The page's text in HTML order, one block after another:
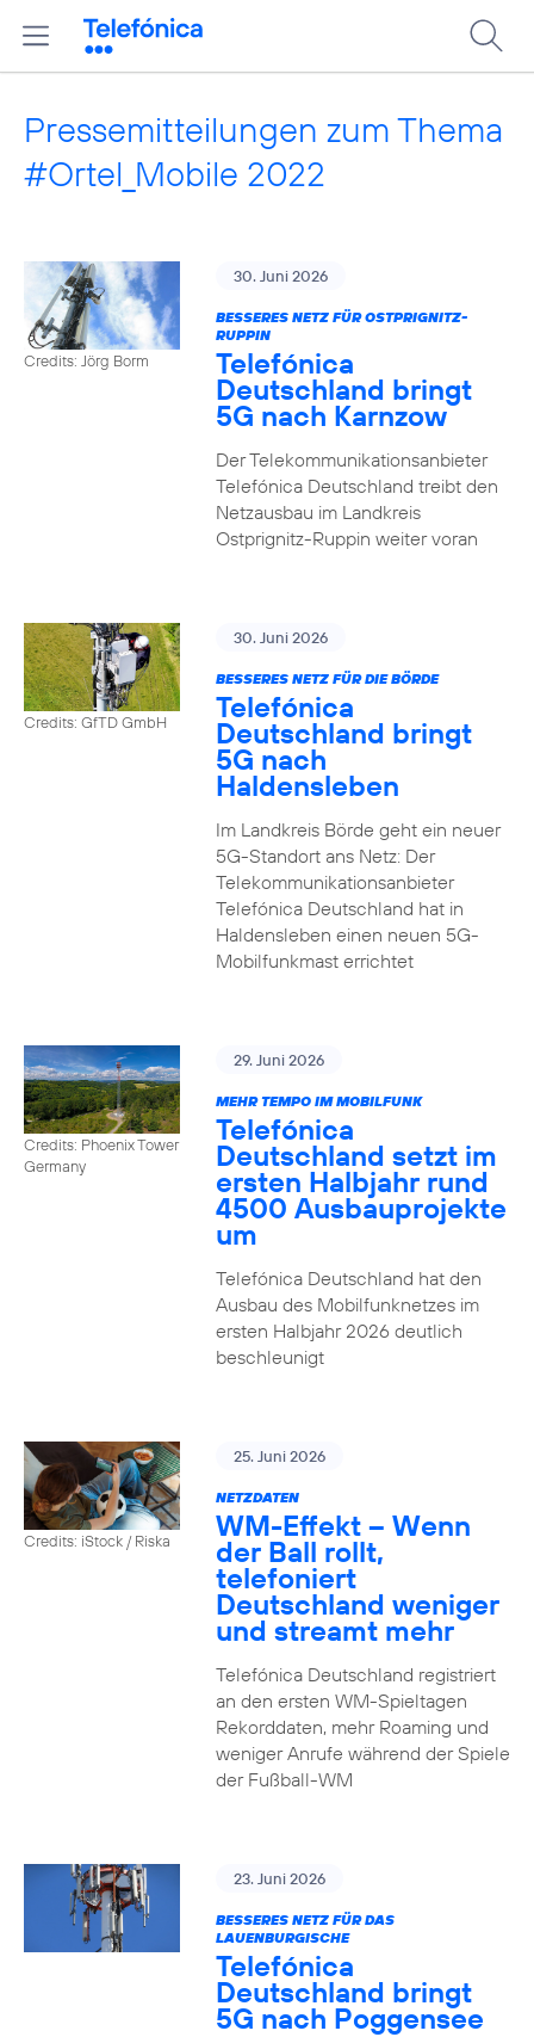
Pressemitteilungen zum Thema
#Ortel_Mobile 2022
Credits: Jörg Borm
30. Juni 2026
BESSERES NETZ FÜR OSTPRIGNITZ-
RUPPIN
Telefónica
Deutschland bringt
5G nach Karnzow
Der Telekommunikationsanbieter
Telefónica Deutschland treibt den
Netzausbau im Landkreis
Ostprignitz-Ruppin weiter voran
Credits: GfTD GmbH
30. Juni 2026
BESSERES NETZ FÜR DIE BÖRDE
Telefónica
Deutschland bringt
5G nach
Haldensleben
Im Landkreis Börde geht ein neuer
5G-Standort ans Netz: Der
Telekommunikationsanbieter
Telefónica Deutschland hat in
Haldensleben einen neuen 5G-
Mobilfunkmast errichtet
Credits: Phoenix Tower
Germany
29. Juni 2026
MEHR TEMPO IM MOBILFUNK
Telefónica
Deutschland setzt im
ersten Halbjahr rund
4500 Ausbauprojekte
um
Telefónica Deutschland hat den
Ausbau des Mobilfunknetzes im
ersten Halbjahr 2026 deutlich
beschleunigt
Credits: iStock / Riska
25. Juni 2026
NETZDATEN
WM-Effekt – Wenn
der Ball rollt,
telefoniert
Deutschland weniger
und streamt mehr
Telefónica Deutschland registriert
an den ersten WM-Spieltagen
Rekorddaten, mehr Roaming und
weniger Anrufe während der Spiele
der Fußball-WM
23. Juni 2026
BESSERES NETZ FÜR DAS
LAUENBURGISCHE
Telefónica
Deutschland bringt
5G nach Poggensee